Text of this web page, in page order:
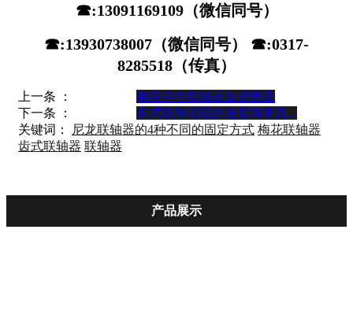
☎:13091169109（微信同号）
☎:13930738007（微信同号） ☎:0317-
8285518（传真）
上一条 ：
梅花弹性联轴器知识普及
下一条 ：
爪式联轴器联的发展简史及...
关键词：
尼龙联轴器的4种不同的固定方式 梅花联轴器
齿式联轴器 联轴器
产品展示